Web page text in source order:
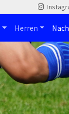
Herren